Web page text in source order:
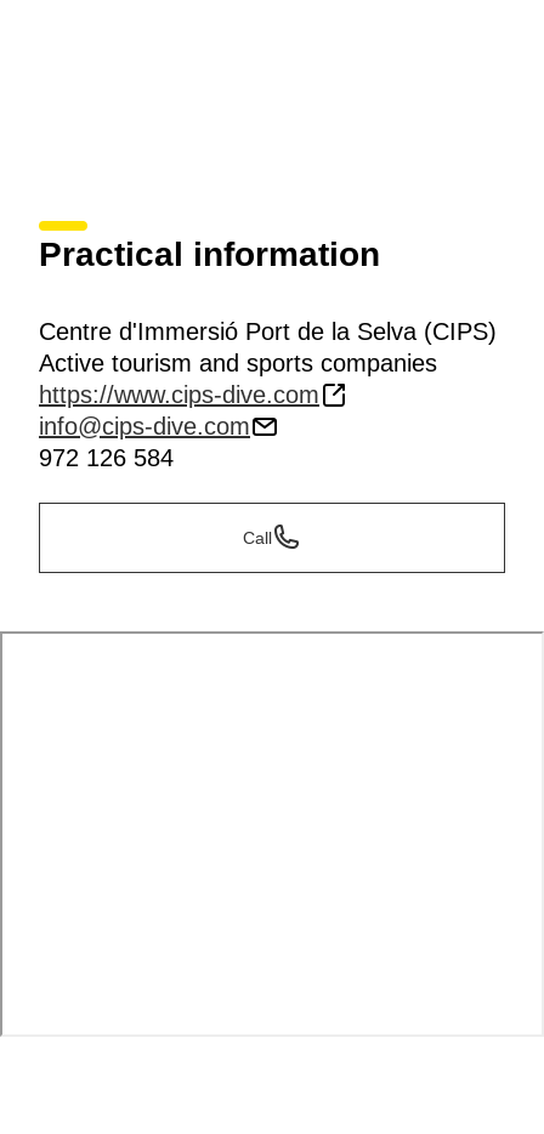
Practical information
Centre d'Immersió Port de la Selva (CIPS)
Active tourism and sports companies
https://www.cips-dive.com
info@cips-dive.com
972 126 584
Call